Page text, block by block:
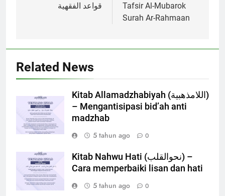
قواعد الفقهية
Tafsir Al-Mubarok
Surah Ar-Rahmaan
Related News
Kitab Allamadzhabiyah (اللامذهبية)
– Mengantisipasi bid’ah anti
madzhab
5 tahun ago
0
Kitab Nahwu Hati (نحوالقلب) –
Cara memperbaiki lisan dan hati
5 tahun ago
0